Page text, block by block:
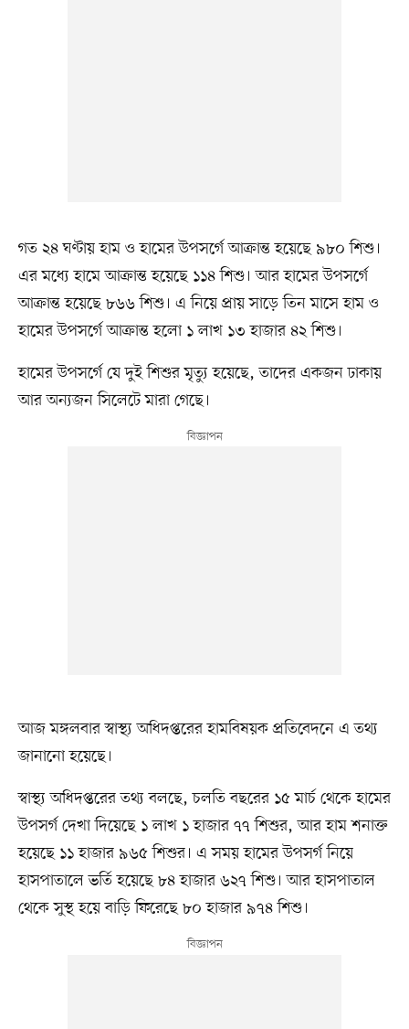
গত ২৪ ঘণ্টায় হাম ও হামের উপসর্গে আক্রান্ত হয়েছে ৯৮০ শিশু।
এর মধ্যে হামে আক্রান্ত হয়েছে ১১৪ শিশু। আর হামের উপসর্গে
আক্রান্ত হয়েছে ৮৬৬ শিশু। এ নিয়ে প্রায় সাড়ে তিন মাসে হাম ও
হামের উপসর্গে আক্রান্ত হলো ১ লাখ ১৩ হাজার ৪২ শিশু।
হামের উপসর্গে যে দুই শিশুর মৃত্যু হয়েছে, তাদের একজন ঢাকায়
আর অন্যজন সিলেটে মারা গেছে।
আজ মঙ্গলবার স্বাস্থ্য অধিদপ্তরের হামবিষয়ক প্রতিবেদনে এ তথ্য
জানানো হয়েছে।
স্বাস্থ্য অধিদপ্তরের তথ্য বলছে, চলতি বছরের ১৫ মার্চ থেকে হামের
উপসর্গ দেখা দিয়েছে ১ লাখ ১ হাজার ৭৭ শিশুর, আর হাম শনাক্ত
হয়েছে ১১ হাজার ৯৬৫ শিশুর। এ সময় হামের উপসর্গ নিয়ে
হাসপাতালে ভর্তি হয়েছে ৮৪ হাজার ৬২৭ শিশু। আর হাসপাতাল
থেকে সুস্থ হয়ে বাড়ি ফিরেছে ৮০ হাজার ৯৭৪ শিশু।